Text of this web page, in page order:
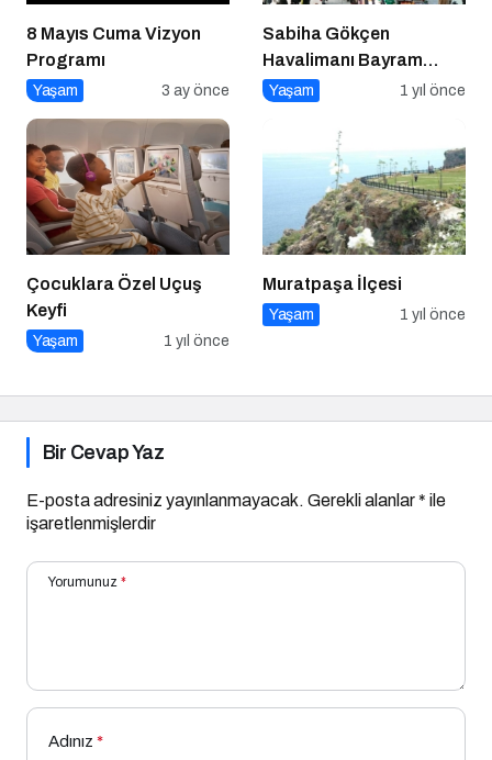
8 Mayıs Cuma Vizyon
Programı
Yaşam 3 ay önce
Sabiha Gökçen
Havalimanı Bayram
Yoğunluğuna Hazır!
Yaşam 1 yıl önce
Çocuklara Özel Uçuş
Keyfi
Yaşam 1 yıl önce
Muratpaşa İlçesi
Yaşam 1 yıl önce
Bir Cevap Yaz
E-posta adresiniz yayınlanmayacak. Gerekli alanlar* ile
işaretlenmişlerdir
Yorumunuz *
Adınız *